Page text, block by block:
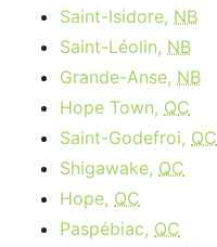
Saint-Isidore, NB
Saint-Léolin, NB
Grande-Anse, NB
Hope Town, QC
Saint-Godefroi, QC
Shigawake, QC
Hope, QC
Paspébiac, QC